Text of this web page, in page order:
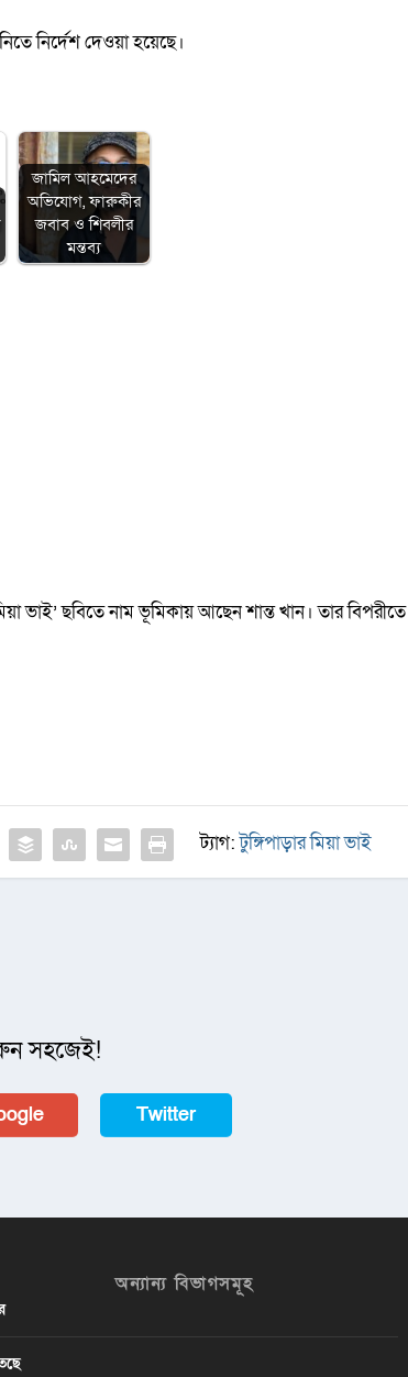
নির্দেশ দেওয়া হয়েছে।
জামিল আহমেদের
অভিযোগ, ফারুকীর
জবাব ও শিবলীর
মন্তব্য
ভাই’ ছবিতে নাম ভূমিকায় আছেন শান্ত খান। তার বিপরীতে
ট্যাগ:টুঙ্গিপাড়ার মিয়া ভাই
সহজেই!
Twitter
অন্যান্য বিভাগসমূহ